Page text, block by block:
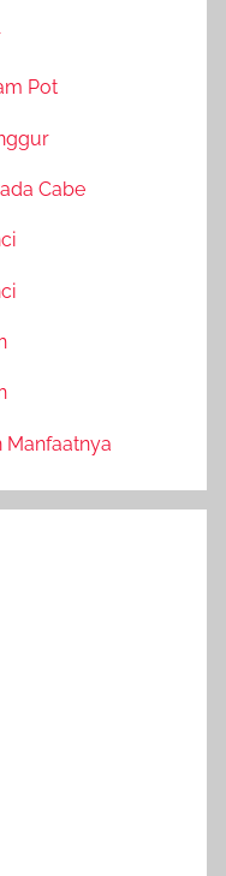
Pot
Cabe
Manfaatnya